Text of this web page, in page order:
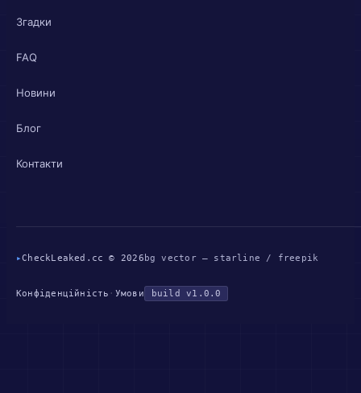
Згадки
FAQ
Новини
Блог
Контакти
▸CheckLeaked.cc © 2026 bg vector — starline / freepik
Конфіденційність · Умови build v1.0.0